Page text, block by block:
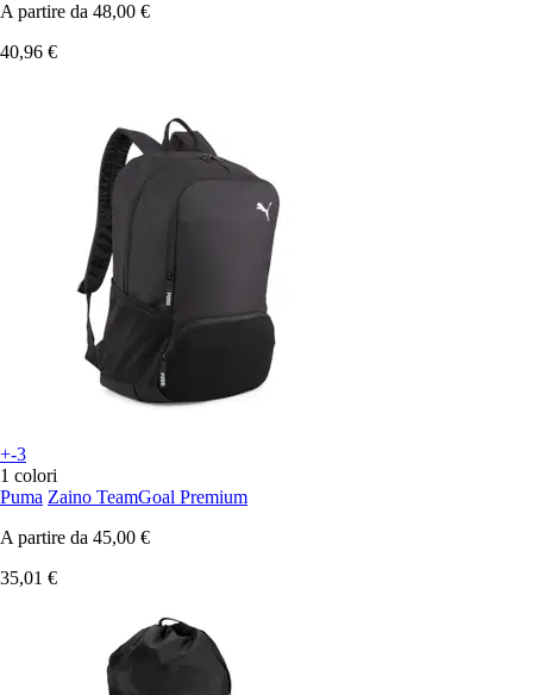
A partire da 48,00 €
40,96 €
+-3
1 colori
Puma Zaino TeamGoal Premium
A partire da 45,00 €
35,01 €